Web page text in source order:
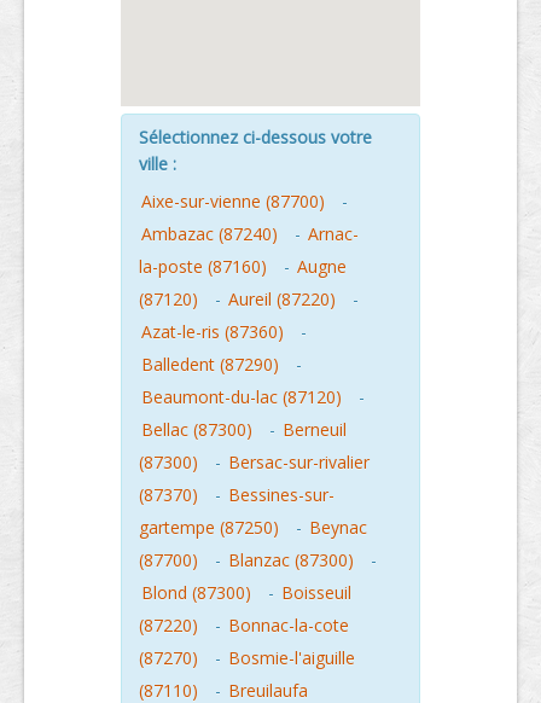
Sélectionnez ci-dessous votre
ville :
Aixe-sur-vienne (87700)
-
Ambazac (87240)
- Arnac-
la-poste (87160)
- Augne
(87120)
- Aureil (87220)
-
Azat-le-ris (87360)
-
Balledent (87290)
-
Beaumont-du-lac (87120)
-
Bellac (87300)
- Berneuil
(87300)
- Bersac-sur-rivalier
(87370)
- Bessines-sur-
gartempe (87250)
- Beynac
(87700)
- Blanzac (87300)
-
Blond (87300)
- Boisseuil
(87220)
- Bonnac-la-cote
(87270)
- Bosmie-l'aiguille
(87110)
- Breuilaufa